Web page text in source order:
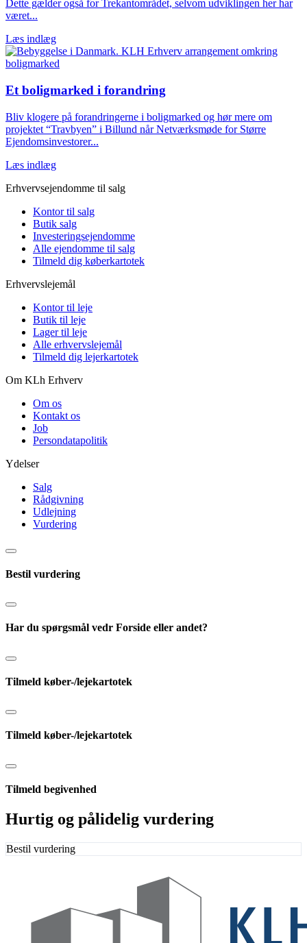
Dette gælder også for Trekantområdet, selvom udviklingen her har
været...
Læs indlæg
Et boligmarked i forandring
Bliv klogere på forandringerne i boligmarked og hør mere om
projektet “Travbyen” i Billund når Netværksmøde for Større
Ejendomsinvestorer...
Læs indlæg
Erhvervsejendomme til salg
Kontor til salg
Butik salg
Investeringsejendomme
Alle ejendomme til salg
Tilmeld dig køberkartotek
Erhvervslejemål
Kontor til leje
Butik til leje
Lager til leje
Alle erhvervslejemål
Tilmeld dig lejerkartotek
Om KLh Erhverv
Om os
Kontakt os
Job
Persondatapolitik
Ydelser
Salg
Rådgivning
Udlejning
Vurdering
Bestil vurdering
Har du spørgsmål vedr Forside eller andet?
Tilmeld køber-/lejekartotek
Tilmeld køber-/lejekartotek
Tilmeld begivenhed
Hurtig og pålidelig vurdering
Bestil vurdering